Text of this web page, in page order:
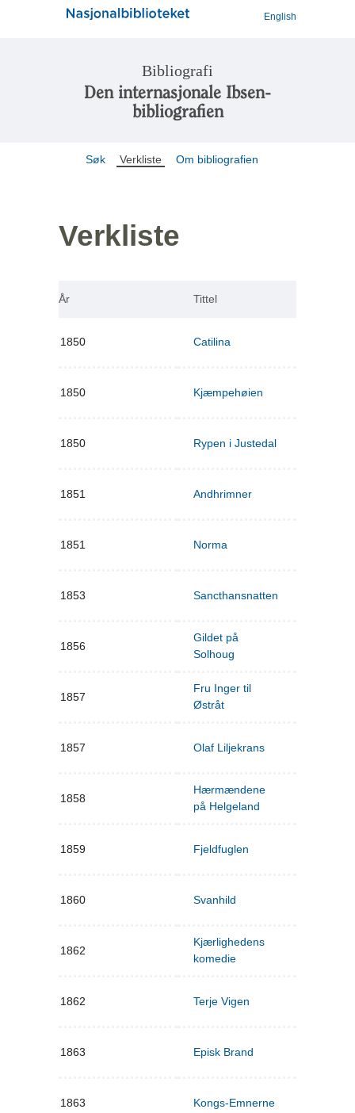
English
Bibliografi
Den internasjonale Ibsen-
bibliografien
Søk Verkliste Om bibliografien
Verkliste
År Tittel
1850 Catilina
1850 Kjæmpehøien
1850 Rypen i Justedal
1851 Andhrimner
1851 Norma
1853 Sancthansnatten
1856
Gildet på
Solhoug
1857
Fru Inger til
Østråt
1857 Olaf Liljekrans
1858
Hærmændene
på Helgeland
1859 Fjeldfuglen
1860 Svanhild
1862
Kjærlighedens
komedie
1862 Terje Vigen
1863 Episk Brand
1863 Kongs-Emnerne